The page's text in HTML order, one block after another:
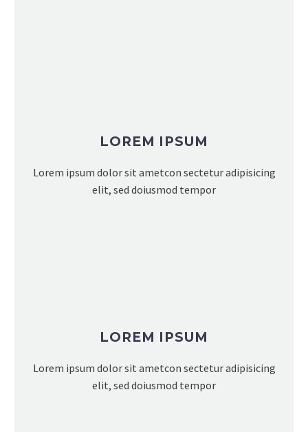
LOREM IPSUM
Lorem ipsum dolor sit ametcon sectetur adipisicing
elit, sed doiusmod tempor
LOREM IPSUM
Lorem ipsum dolor sit ametcon sectetur adipisicing
elit, sed doiusmod tempor